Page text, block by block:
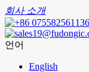
회사 소개
언어
English